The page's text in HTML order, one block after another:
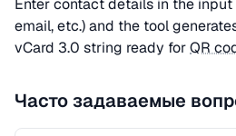
Enter contact details in the input
email, etc.) and the tool
vCard 3.0 string ready forQR
Часто задаваемые